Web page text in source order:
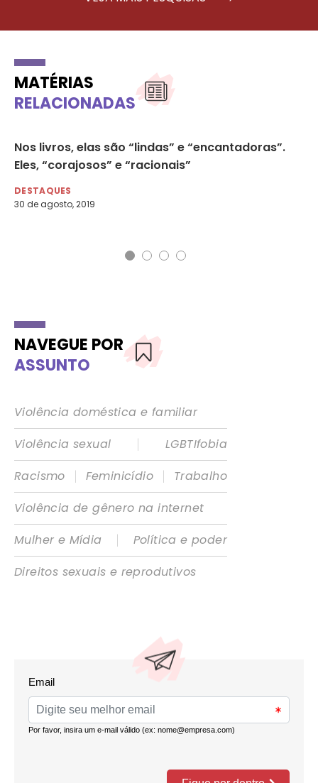
MATÉRIAS
RELACIONADAS
Nos livros, elas são “lindas” e “encantadoras”.
Eles, “corajosos” e “racionais”
DESTAQUES
30 de agosto, 2019
NAVEGUE POR
ASSUNTO
Violência doméstica e familiar
Violência sexual
|
LGBTIfobia
Racismo
| Feminicídio |
Trabalho
Violência de gênero na internet
Mulher e Mídia
|
Política e poder
Direitos sexuais e reprodutivos